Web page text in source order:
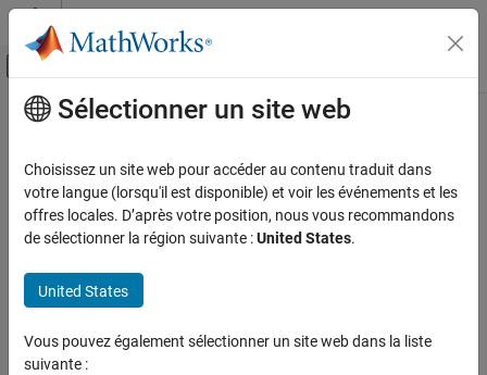
Passer au contenu
Activer/désactiver l'affichage du menu
Accueil de la documentation
Contenu principal
How useful was this information?
Sélectionner un site web
Choisissez un site web pour accéder au contenu traduit dans
votre langue (lorsqu'il est disponible) et voir les événements et les
offres locales. D’après votre position, nous vous recommandons
de sélectionner la région suivante :United States.
United States
Vous pouvez également sélectionner un site web dans la liste
suivante :